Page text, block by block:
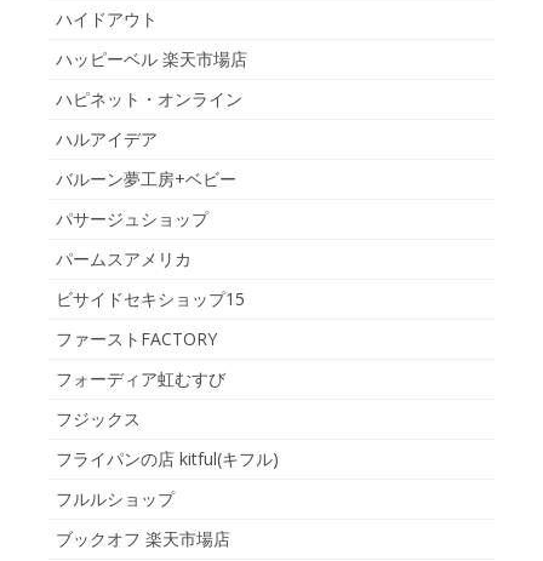
ハイドアウト
ハッピーベル 楽天市場店
ハピネット・オンライン
ハルアイデア
バルーン夢工房+ベビー
パサージュショップ
パームスアメリカ
ビサイドセキショップ15
ファーストFACTORY
フォーディア虹むすび
フジックス
フライパンの店 kitful(キフル)
フルルショップ
ブックオフ 楽天市場店